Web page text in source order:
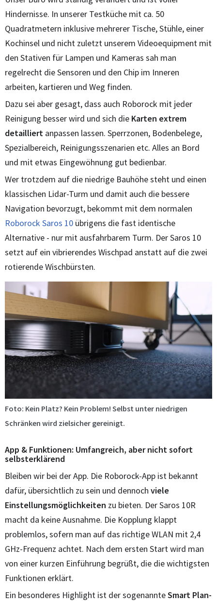
Hindernisse. In unserer Testküche mit ca. 50
Quadratmetern inklusive mehrerer Tische, Stühle, einer
Kochinsel und nicht zuletzt unserem Videoequipment mit
den Stativen für Lampen und Kameras sah man
regelrecht die Sensoren und den Chip im Inneren
arbeiten, kartieren und Weg finden.
Dazu sei aber gesagt, dass auch Roborock mit jeder
Reinigung besser wird und sich die Karten extrem
detailliert anpassen lassen. Sperrzonen, Bodenbelege,
Spezialbereich, Reinigungsszenarien etc. Alles an Bord
und mit etwas Eingewöhnung gut bedienbar.
Wer trotzdem auf die niedrige Bauhöhe steht und einen
klassischen Lidar-Turm und damit auch die bessere
Navigation bevorzugt, bekommt mit dem normalen
Roborock Saros 10 übrigens die fast identische
Alternative - nur mit ausfahrbarem Turm. Der Saros 10
setzt auf ein vibrierendes Wischpad anstatt auf die zwei
rotierende Wischbürsten.
Foto: Kein Platz? Kein Problem! Selbst unter niedrigen
Schränken wird zielsicher gereinigt.
App & Funktionen: Umfangreich, aber nicht sofort
selbsterklärend
Bleiben wir bei der App. Die Roborock-App ist bekannt
dafür, übersichtlich zu sein und dennoch viele
Einstellungsmöglichkeiten zu bieten. Der Saros 10R
macht da keine Ausnahme. Die Kopplung klappt
problemlos, sofern man auf das richtige WLAN mit 2,4
GHz-Frequenz achtet. Nach dem ersten Start wird man
von einer kurzen Einführung begrüßt, die die wichtigsten
Funktionen erklärt.
Ein besonderes Highlight ist der sogenannteSmart Plan-